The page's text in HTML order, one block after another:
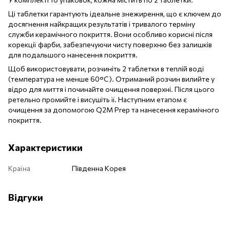
Ці таблетки гарантують ідеальне знежирення, що є ключем до
досягнення найкращих результатів і тривалого терміну
служби керамічного покриття. Вони особливо корисні після
корекції фарби, забезпечуючи чисту поверхню без залишків
для подальшого нанесення покриття.
Щоб використовувати, розчиніть 2 таблетки в теплій воді
(температура не менше 60°C). Отриманий розчин вилийте у
відро для миття і починайте очищення поверхні. Після цього
ретельно промийте і висушіть її. Наступним етапом є
очищення за допомогою Q2M Prep та нанесення керамічного
покриття.
Характеристики
Країна Південна Корея
Відгуки